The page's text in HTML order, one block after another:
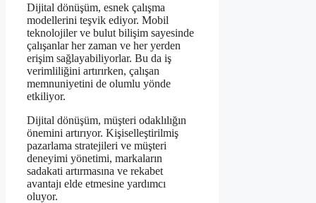
Dijital dönüşüm, esnek çalışma
modellerini teşvik ediyor. Mobil
teknolojiler ve bulut bilişim sayesinde
çalışanlar her zaman ve her yerden
erişim sağlayabiliyorlar. Bu da iş
verimliliğini artırırken, çalışan
memnuniyetini de olumlu yönde
etkiliyor.
Dijital dönüşüm, müşteri odaklılığın
önemini artırıyor. Kişiselleştirilmiş
pazarlama stratejileri ve müşteri
deneyimi yönetimi, markaların
sadakati artırmasına ve rekabet
avantajı elde etmesine yardımcı
oluyor.